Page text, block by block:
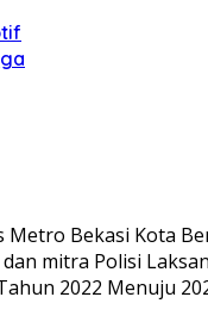
Metro Bekasi Kota
mitra Polisi
2022 Menuju